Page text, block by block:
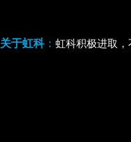
关于虹科： 虹科积极进取